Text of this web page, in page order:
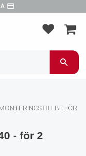
payment
- för 2